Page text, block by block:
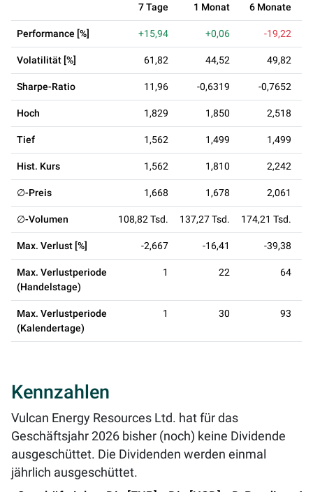
7 Tage 1 Monat 6 Monate
Performance [%] +15,94 +0,06 -19,22
Volatilität [%] 61,82 44,52 49,82
Sharpe-Ratio 11,96 -0,6319 -0,7652
Hoch 1,829 1,850 2,518
Tief 1,562 1,499 1,499
Hist. Kurs 1,562 1,810 2,242
∅-Preis 1,668 1,678 2,061
∅-Volumen 108,82 Tsd. 137,27 Tsd. 174,21 Tsd.
Max. Verlust [%] -2,667 -16,41 -39,38
Max. Verlustperiode
(Handelstage)
1 22 64
Max. Verlustperiode
(Kalendertage)
1 30 93
Kennzahlen
Vulcan Energy Resources Ltd. hat für das
Geschäftsjahr 2026 bisher (noch) keine Dividende
ausgeschüttet. Die Dividenden werden einmal
jährlich ausgeschüttet.